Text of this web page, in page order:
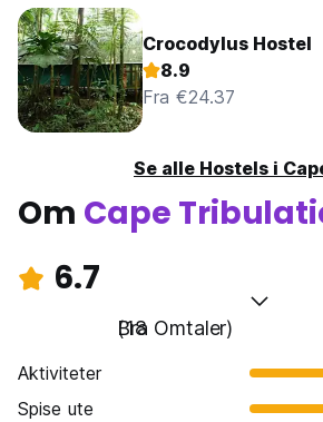
Crocodylus Hostel
8.9
Fra €24.37
Se alle Hostels i
Om Cape
6.7
Bra
(18 Omtaler)
Aktiviteter
Spise ute